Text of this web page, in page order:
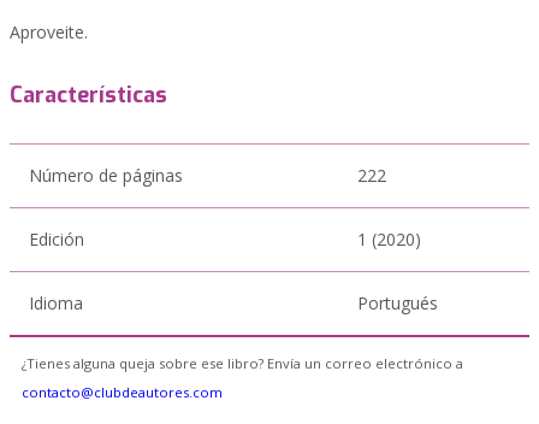
Aproveite.
Características
Número de páginas 222
Edición 1 (2020)
Idioma Portugués
¿Tienes alguna queja sobre ese libro? Envía un correo electrónico a
contacto@clubdeautores.com